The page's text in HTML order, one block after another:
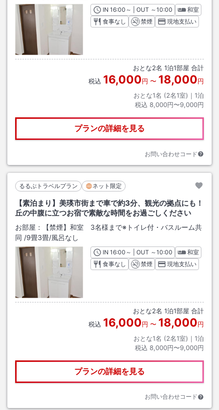
INチェックイン
16:00 ～ | OUT チェックアウト
～10:00
和室
食事なし
禁煙 現地支払い
おとな2名 1泊1部屋 合計
税込 16,000円 〜 18,000円
おとな1名 (2名1室)｜ 1泊
税込 8,000円〜9,000円
プランの詳細を見る
お問い合わせコード
るるぶトラベルプラン ネット限定
【素泊まり】美瑛市街まで車で約3分、観光の拠点にも！
丘の中腹に立つお宿で素敵な時間をお過ごしください
お部屋：
【禁煙】和室 3名様まで※トイレ付・バスルーム共
同 /9畳3畳/風呂なし
INチェックイン
16:00 ～ | OUT チェックアウト
～10:00
和室
食事なし
禁煙 現地支払い
おとな2名 1泊1部屋 合計
税込 16,000円 〜 18,000円
おとな1名 (2名1室)｜ 1泊
税込 8,000円〜9,000円
プランの詳細を見る
お問い合わせコード